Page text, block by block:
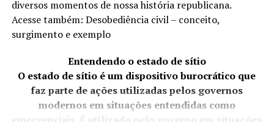
aliados do ex-presidente, o texto ganhou uma nova
discussão na Câmara…
BRASIL DAS INJUSTIÇAS… E O POVO PAGA A CONTA.
diversos momentos de nossa história republicana.
Acesse também: Desobediência civil – conceito,
surgimento e exemplo
Entendendo o estado de sítio
O estado de sítio é um dispositivo burocrático que
faz parte de ações utilizadas pelos governos
modernos em situações entendidas como
emergenciais. É utilizado pelo governo em situações